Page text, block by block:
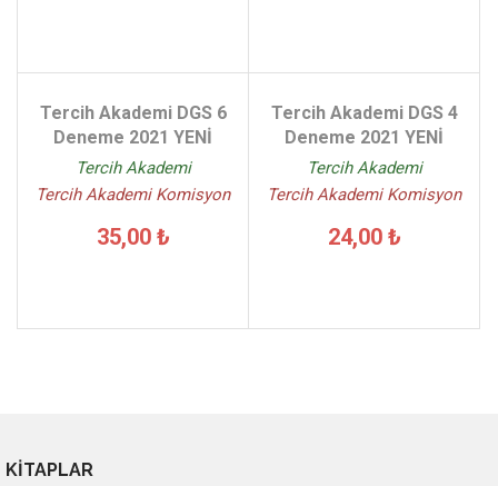
Tercih Akademi DGS 6
Deneme 2021 YENİ
Tercih Akademi
Tercih Akademi Komisyon
35,00 ₺
Tercih Akademi DGS 4
Deneme 2021 YENİ
Tercih Akademi
Tercih Akademi Komisyon
24,00 ₺
KİTAPLAR